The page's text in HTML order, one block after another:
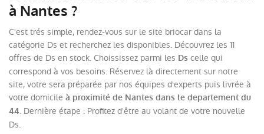
à Nantes ?
C'est trés simple, rendez-vous sur le site briocar dans la
catégorie Ds et recherchez les disponibles. Découvrez les 11
offres de Ds en stock. Choississez parmi les Ds celle qui
correspond à vos besoins. Réservez là directement sur notre
site, votre sera préparée par nos équipes d'experts puis livrée à
votre domicile à proximité de Nantes dans le departement du
44. Dernière étape : Profitez d'être au volant de votre nouvelle
Ds.